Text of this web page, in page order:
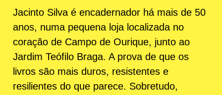
Jacinto Silva é encadernador há mais de 50
anos, numa pequena loja localizada no
coração de Campo de Ourique, junto ao
Jardim Teófilo Braga. A prova de que os
livros são mais duros, resistentes e
resilientes do que parece. Sobretudo,